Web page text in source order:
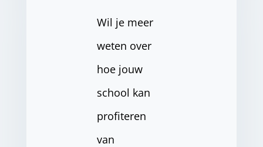
Wil je meer
weten over
hoe jouw
school kan
profiteren
van